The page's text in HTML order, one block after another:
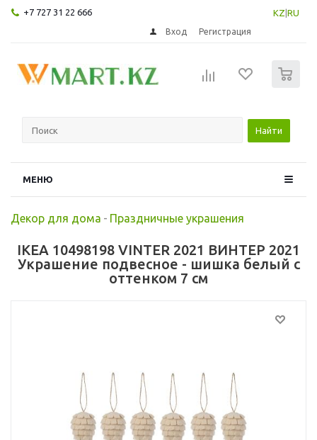
+7 727 31 22 666 KZ RU
Вход Регистрация
Найти
МЕНЮ
Декор для дома - Праздничные украшения
IKEA 10498198 VINTER 2021 ВИНТЕР 2021
Украшение подвесное - шишка белый с
оттенком 7 см